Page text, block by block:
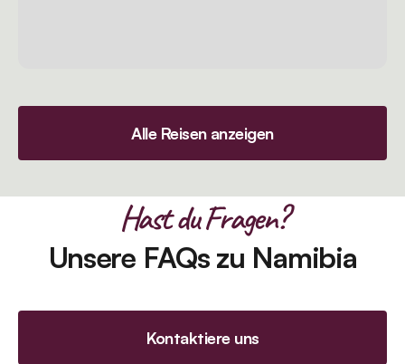
Alle Reisen anzeigen
Hast du Fragen?
Unsere FAQs zu Namibia
Kontaktiere uns